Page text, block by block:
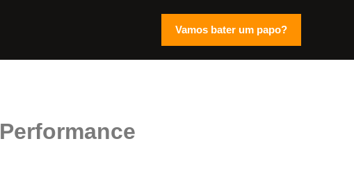
Vamos bater um papo?
Performance